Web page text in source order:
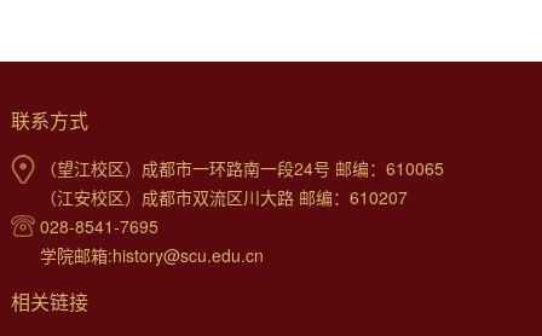
联系方式
（望江校区）成都市一环路南一段24号 邮编：610065
（江安校区）成都市双流区川大路 邮编：610207
028-8541-7695
学院邮箱:history@scu.edu.cn
相关链接